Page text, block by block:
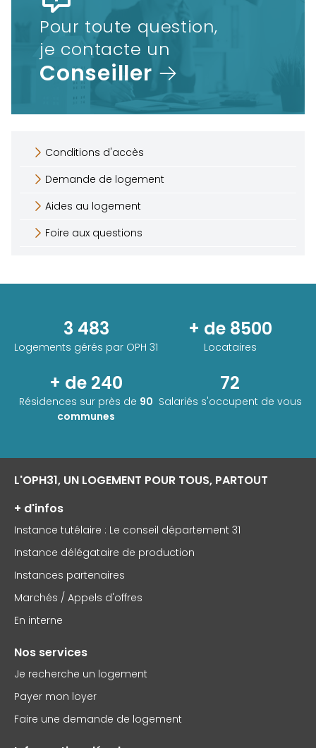
Pour toute question,
je contacte un
Conseiller
Conditions d'accès
Demande de logement
Aides au logement
Foire aux questions
3 483
Logements gérés par OPH 31
+ de 8500
Locataires
+ de 240
Résidences sur près de 90
communes
72
Salariés s'occupent de vous
L'OPH31, UN LOGEMENT POUR TOUS, PARTOUT
+ d'infos
Instance tutélaire : Le conseil département 31
Instance délégataire de production
Instances partenaires
Marchés / Appels d'offres
En interne
Nos services
Je recherche un logement
Payer mon loyer
Faire une demande de logement